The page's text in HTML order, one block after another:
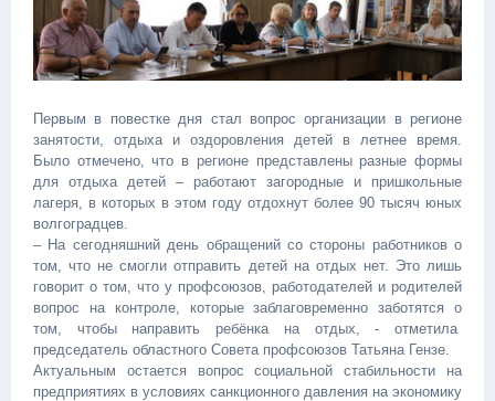
Первым в повестке дня стал вопрос организации в регионе
занятости, отдыха и оздоровления детей в летнее время.
Было отмечено, что в регионе представлены разные формы
для отдыха детей – работают загородные и пришкольные
лагеря, в которых в этом году отдохнут более 90 тысяч юных
волгоградцев.
– На сегодняшний день обращений со стороны работников о
том, что не смогли отправить детей на отдых нет. Это лишь
говорит о том, что у профсоюзов, работодателей и родителей
вопрос на контроле, которые заблаговременно заботятся о
том, чтобы направить ребёнка на отдых, - отметила
председатель областного Совета профсоюзов Татьяна Гензе.
Актуальным остается вопрос социальной стабильности на
предприятиях в условиях санкционного давления на экономику